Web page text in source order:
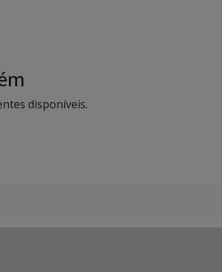
disponíveis.